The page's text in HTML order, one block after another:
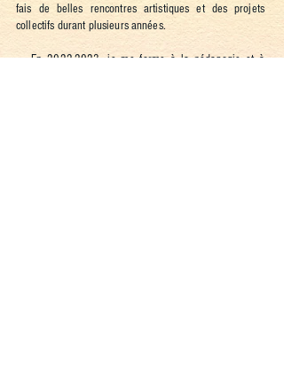
fais de belles rencontres artistiques et des projets
collectifs durant plusieurs années.
En2022-2023, je me forme à la pédagogie et à